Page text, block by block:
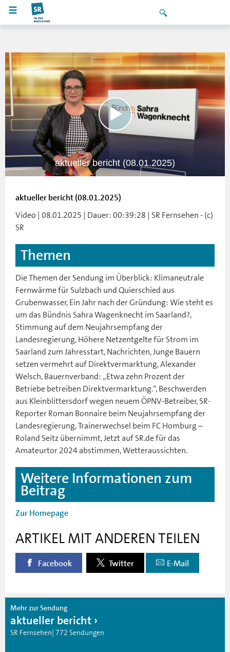
aktueller bericht (08.01.2025)
aktueller bericht (08.01.2025)
Video | 08.01.2025 | Dauer: 00:39:28 | SR Fernsehen - (c)
SR
Themen
Die Themen der Sendung im Überblick: Klimaneutrale
Fernwärme für Sulzbach und Quierschied aus
Grubenwasser, Ein Jahr nach der Gründung: Wie steht es
um das Bündnis Sahra Wagenknecht im Saarland?,
Stimmung auf dem Neujahrsempfang der
Landesregierung, Höhere Netzentgelte für Strom im
Saarland zum Jahresstart, Nachrichten, Junge Bauern
setzen vermehrt auf Direktvermarktung, Alexander
Welsch, Bauernverband: „Etwa zehn Prozent der
Betriebe betreiben Direktvermarktung.“, Beschwerden
aus Kleinblittersdorf wegen neuem ÖPNV-Betreiber, SR-
Reporter Roman Bonnaire beim Neujahrsempfang der
Landesregierung, Trainerwechsel beim FC Homburg –
Roland Seitz übernimmt, Jetzt auf SR.de für das
Amateurtor 2024 abstimmen, Wetteraussichten.
Weitere Informationen zum
Beitrag
Zur Homepage
ARTIKEL MIT ANDEREN TEILEN
Facebook Twitter E-Mail
Mehr zur Sendung
aktueller bericht
SR Fernsehen| 772 Sendungen